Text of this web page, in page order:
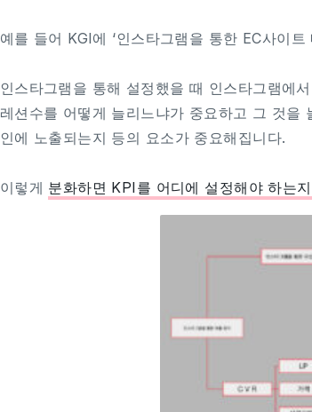
예를 들어 KGI에 ‘인스타그램을 통한 EC사이
인스타그램을 통해 설정했을 때 인스타그램에
레션수를 어떻게 늘리느냐가 중요하고 그 것을
인에 노출되는지 등의 요소가 중요해집니다.
이렇게 분화하면 KPI를 어디에 설정해야 하는